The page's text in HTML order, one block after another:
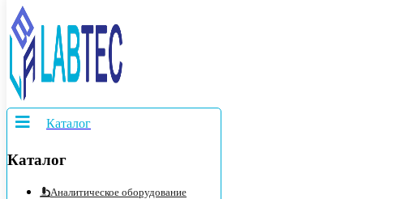
Каталог
Каталог
Аналитическое оборудование